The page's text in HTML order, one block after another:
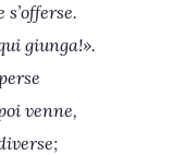
giunga!».
venne,